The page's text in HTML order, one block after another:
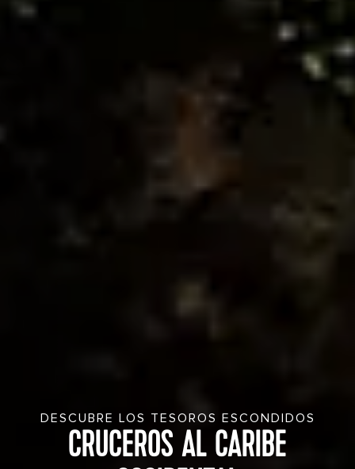
DESCUBRE LOS TESOROS ESCONDIDOS
CRUCEROS AL CARIBE